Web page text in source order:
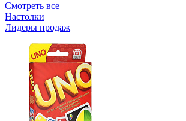
Смотреть все
Настолки
Лидеры продаж